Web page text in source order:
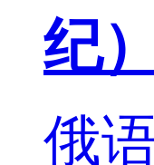
纪
俄